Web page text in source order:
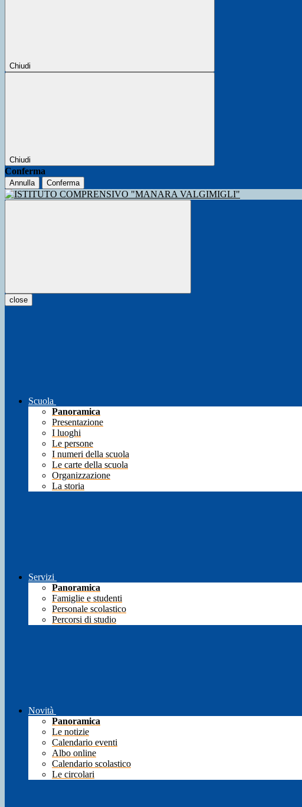
Chiudi
Chiudi
Conferma
Annulla Conferma
close
Scuola
Panoramica
Presentazione
I luoghi
Le persone
I numeri della scuola
Le carte della scuola
Organizzazione
La storia
Servizi
Panoramica
Famiglie e studenti
Personale scolastico
Percorsi di studio
Novità
Panoramica
Le notizie
Calendario eventi
Albo online
Calendario scolastico
Le circolari